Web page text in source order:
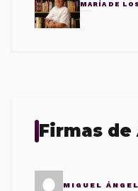
MARÍA DE
Firmas de
MIGUEL